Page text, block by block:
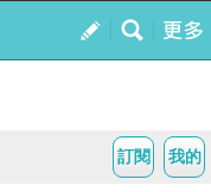
我的
訂閱